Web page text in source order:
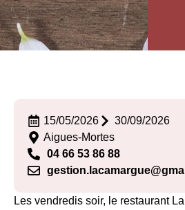
15/05/2026
30/09/2026
Aigues-Mortes
04 66 53 86 88
Les vendredis soir, le restaurant La